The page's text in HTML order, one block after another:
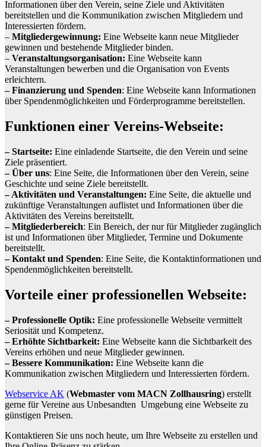
Informationen über den Verein, seine Ziele und Aktivitäten
bereitstellen und die Kommunikation zwischen Mitgliedern und
Interessierten fördern.
– Mitgliedergewinnung: Eine Webseite kann neue Mitglieder
gewinnen und bestehende Mitglieder binden.
– Veranstaltungsorganisation: Eine Webseite kann
Veranstaltungen bewerben und die Organisation von Events
erleichtern.
– Finanzierung und Spenden: Eine Webseite kann Informationen
über Spendenmöglichkeiten und Förderprogramme bereitstellen.
Funktionen einer Vereins-Webseite:
– Startseite: Eine einladende Startseite, die den Verein und seine
Ziele präsentiert.
– Über uns: Eine Seite, die Informationen über den Verein, seine
Geschichte und seine Ziele bereitstellt.
– Aktivitäten und Veranstaltungen: Eine Seite, die aktuelle und
zukünftige Veranstaltungen auflistet und Informationen über die
Aktivitäten des Vereins bereitstellt.
– Mitgliederbereich: Ein Bereich, der nur für Mitglieder zugänglich
ist und Informationen über Mitglieder, Termine und Dokumente
bereitstellt.
– Kontakt und Spenden: Eine Seite, die Kontaktinformationen und
Spendenmöglichkeiten bereitstellt.
Vorteile einer professionellen Webseite:
– Professionelle Optik: Eine professionelle Webseite vermittelt
Seriosität und Kompetenz.
– Erhöhte Sichtbarkeit: Eine Webseite kann die Sichtbarkeit des
Vereins erhöhen und neue Mitglieder gewinnen.
– Bessere Kommunikation: Eine Webseite kann die
Kommunikation zwischen Mitgliedern und Interessierten fördern.
Webservice AK (Webmaster vom MACN Zollhausring) erstellt
gerne für Vereine aus Unbesandten Umgebung eine Webseite zu
günstigen Preisen.
Kontaktieren Sie uns noch heute, um Ihre Webseite zu erstellen und